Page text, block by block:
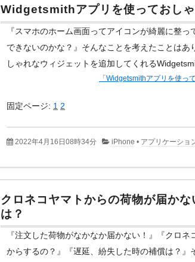
Widgetsmithアプリを使っておしゃ
『スマホのホーム画面ってアイコンが綺麗に整
できないのかな？』そんなことを考えたことは
しゃれなウィジェットを追加してくれる
「Widgetsmithアプリを使
固定ページ: 1 2
2022年4月16日08時34分 iPhone • アプリケーショ
クロネコヤマトからの荷物が届か
は？
『注文した荷物がなかなか届かない！』『クロ
からするの？』『遅延、紛失した時の補償は？』